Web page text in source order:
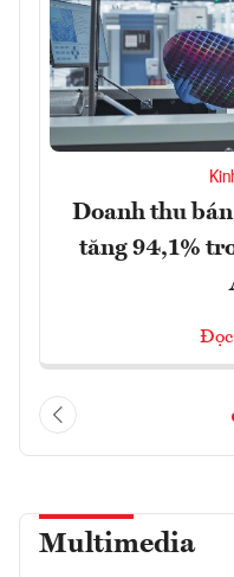
Doanh thu
tăng 94,1%
Đọc
Multimedia